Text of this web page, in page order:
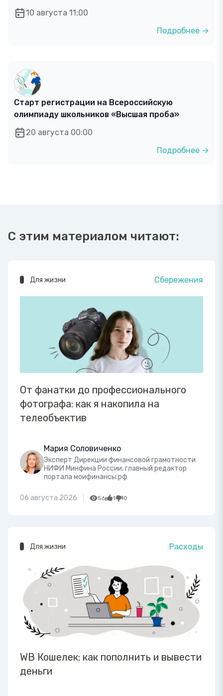
10 августа 11:00
Подробнее →
Старт регистрации на Всероссийскую
олимпиаду школьников «Высшая проба»
20 августа 00:00
Подробнее →
С этим материалом читают:
Для жизни Сбережения
От фанатки до профессионального
фотографа: как я накопила на
телеобъектив
Мария Соловиченко
Эксперт Дирекции финансовой грамотности
НИФИ Минфина России, главный редактор
портала моифинансы.рф
06 августа 2026 56 1 0
Для жизни Расходы
WB Кошелек: как пополнить и вывести
деньги